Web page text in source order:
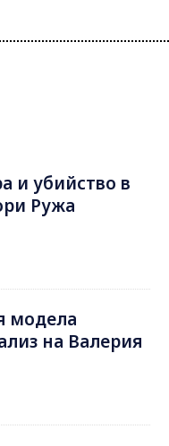
и убийство в
Ружа
модела
на Валерия